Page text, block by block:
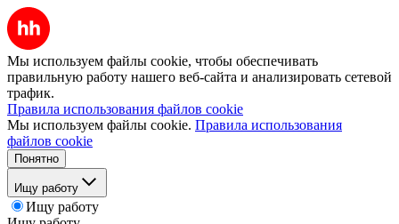
Мы используем файлы cookie, чтобы обеспечивать
правильную работу нашего веб-сайта и анализировать сетевой
трафик.
Правила использования файлов cookie
Мы используем файлы cookie. Правила использования
файлов cookie
Понятно
Ищу работу
Ищу работу